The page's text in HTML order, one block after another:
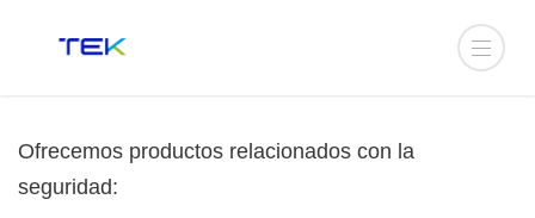
Ofrecemos productos relacionados con la
seguridad: